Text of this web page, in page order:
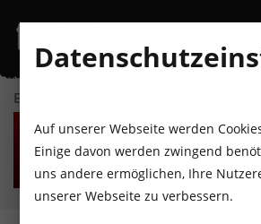
EVENTKALENDER
DO
6
AUGUST
FR
7
AUGUST
SA
8
AUGUST
Auf unserer Webseite werden
Einige davon werden zwingend
uns andere ermöglichen, Ihre
unserer Webseite zu verbessern.